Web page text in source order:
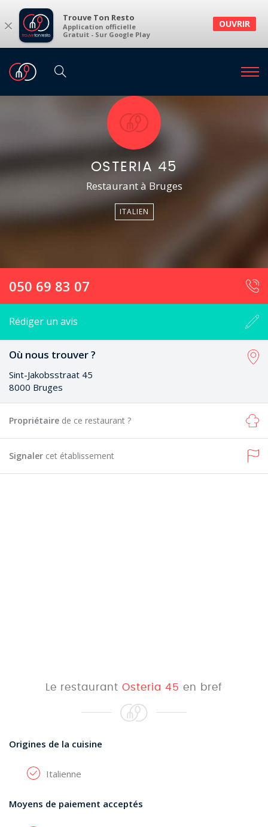
× Trouve Ton Resto
Application officielle
Gratuit - Sur Google Play
OUVRIR
OSTERIA 45
Restaurant à Bruges
ITALIEN
050 69 83 07
Rédiger un avis
Où nous trouver ?
Sint-Jakobsstraat 45
8000 Bruges
Propriétaire de ce restaurant ?
Signaler cet établissement
Le restaurant Osteria 45 en bref
Origines de la cuisine
Italienne
Moyens de paiement acceptés